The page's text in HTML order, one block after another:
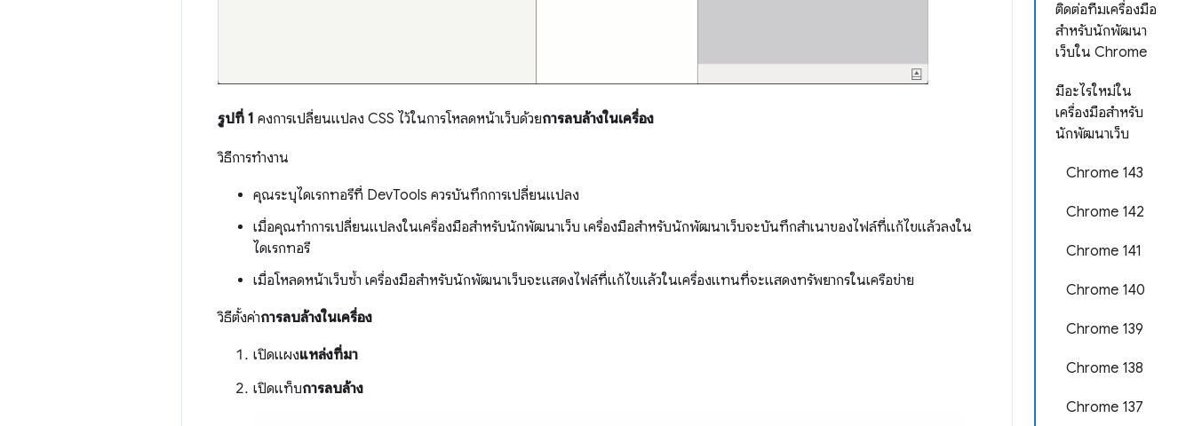
ติดต่อทีมเครื่องมือ
สำหรับนักพัฒนา
เว็บใน Chrome
มีอะไรใหม่ใน
เครื่องมือสำหรับ
นักพัฒนาเว็บ
Chrome 143
Chrome 142
Chrome 141
Chrome 140
Chrome 139
Chrome 138
Chrome 137
รูปที่ 1 คงการเปลี่ยนแปลง CSS ไว้ในการโหลดหน้าเว็บด้วยการลบล้างในเครื่อง
วิธีการทำงาน
คุณระบุไดเรกทอรีที่ DevTools ควรบันทึกการเปลี่ยนแปลง
เมื่อคุณทำการเปลี่ยนแปลงในเครื่องมือสำหรับนักพัฒนาเว็บ เครื่องมือสำหรับนักพัฒนาเว็บจะบันทึกสำเนาของไฟล์ที่แก้ไขแล้วลงใน
ไดเรกทอรี
เมื่อโหลดหน้าเว็บซ้ำ เครื่องมือสำหรับนักพัฒนาเว็บจะแสดงไฟล์ที่แก้ไขแล้วในเครื่องแทนที่จะแสดงทรัพยากรในเครือข่าย
วิธีตั้งค่าการลบล้างในเครื่อง
เปิดแผงแหล่งที่มา
เปิดแท็บการลบล้าง